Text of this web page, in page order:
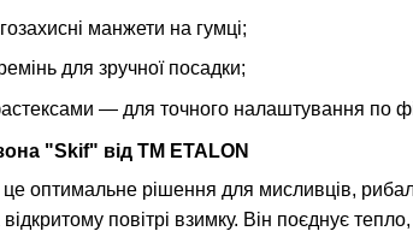
манжети на гумці;
для зручної посадки;
— для точного налаштування по
"Skif" від TM ETALON
оптимальне рішення для мисливців,
повітрі взимку. Він поєднує тепло,